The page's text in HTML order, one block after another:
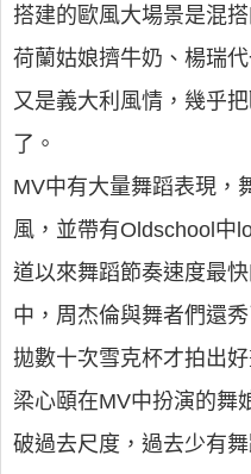
搭建的歐風大場景是混
荷蘭姑娘擠牛奶、楊瑞
又是義大利風情，幾乎
了。
MV中有大量舞蹈表現，
風，並帶有Oldschool中
道以來舞蹈節奏速度最
中，周杰倫與舞者們還
拋數十次雪克杯才拍出好
梁心頤在MV中扮演的舞
破過去尺度，過去少有